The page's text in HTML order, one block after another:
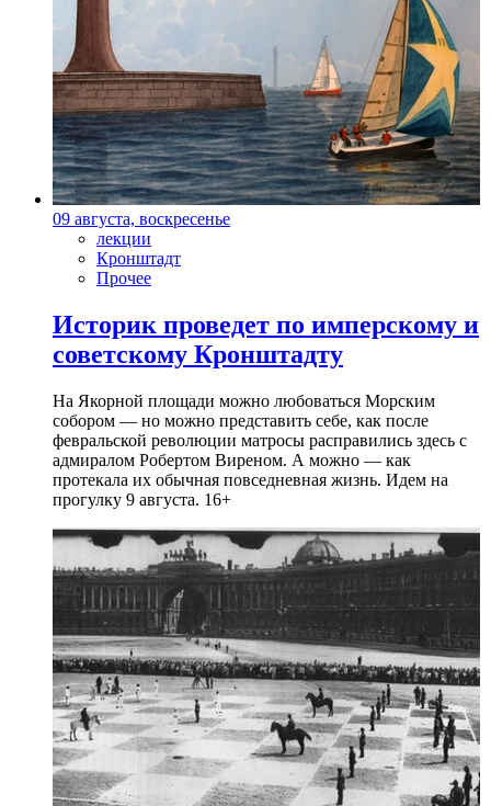
09 августа, воскресенье
лекции
Кронштадт
Прочее
Историк проведет по имперскому и
советскому Кронштадту
На Якорной площади можно любоваться Морским
собором — но можно представить себе, как после
февральской революции матросы расправились здесь с
адмиралом Робертом Виреном. А можно — как
протекала их обычная повседневная жизнь. Идем на
прогулку 9 августа. 16+